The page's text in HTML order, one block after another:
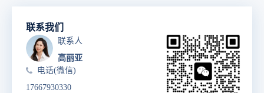
联系我们
联系人
高丽亚
电话(微信)
17667930330